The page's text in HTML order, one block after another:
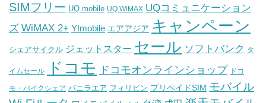
SIMフリー UQ mobile UQ WiMAX UQコミュニケーション
ズ WiMAX 2+ Y!mobile エアアジア キャンペーン
シェアサイクル ジェットスター セール ソフトバンク タ
イムセール ドコモ ドコモオンラインショップ ドコ
モ・バイクシェア バニラエア フィリピン プリペイドSIM モバイル